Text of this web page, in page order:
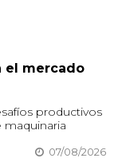
el mercado
productivos
07/08/2026